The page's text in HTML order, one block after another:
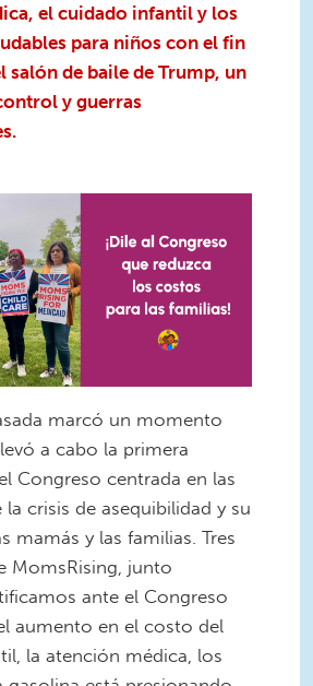
el cuidado infantil y los
para niños con el fin
salón de baile de Trump, un
y guerras
marcó un momento
a cabo la primera
Congreso centrada en las
la crisis de asequibilidad y su
mamás y las familias. Tres
MomsRising, junto
ante el Congreso
aumento en el costo del
la atención médica, los